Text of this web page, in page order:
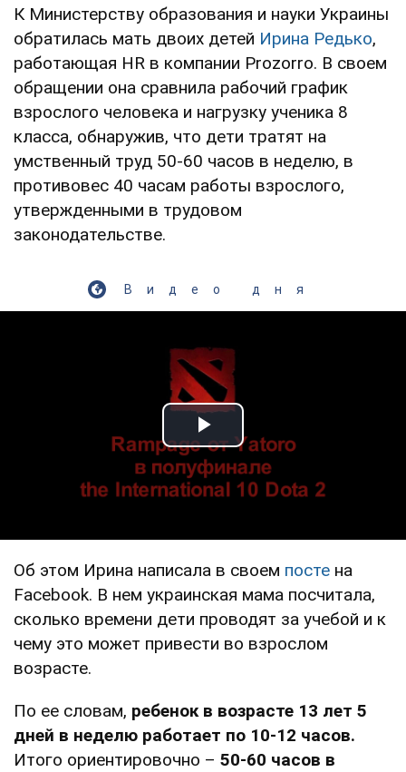
К Министерству образования и науки Украины
обратилась мать двоих детей Ирина Редько,
работающая HR в компании Prozorro. В своем
обращении она сравнила рабочий график
взрослого человека и нагрузку ученика 8
класса, обнаружив, что дети тратят на
умственный труд 50-60 часов в неделю, в
противовес 40 часам работы взрослого,
утвержденными в трудовом
законодательстве.
Видео дня
Play Video
Об этом Ирина написала в своем посте на
Facebook. В нем украинская мама посчитала,
сколько времени дети проводят за учебой и к
чему это может привести во взрослом
возрасте.
По ее словам, ребенок в возрасте 13 лет 5
дней в неделю работает по 10-12 часов.
Итого ориентировочно – 50-60 часов в